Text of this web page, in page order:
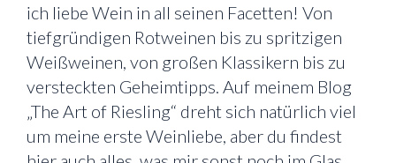
ich liebe Wein in all seinen Facetten! Von
tiefgründigen Rotweinen bis zu spritzigen
Weißweinen, von großen Klassikern bis zu
versteckten Geheimtipps. Auf meinem Blog
„The Art of Riesling“ dreht sich natürlich viel
um meine erste Weinliebe, aber du findest